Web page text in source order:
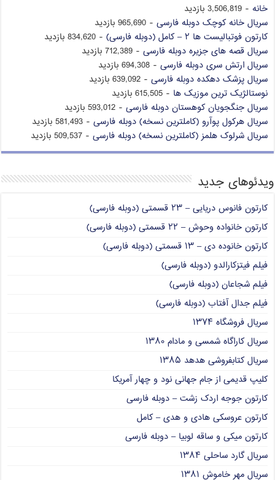
خانه - 3,506,819 بازدید
سریال خانه کوچک دوبله فارسی - 965,690 بازدید
کارتون فوتبالیست ها ۲ – کامل (دوبله فارسی)
- 834,620 بازدید
سریال قصه های جزیره دوبله فارسی - 712,389 بازدید
سریال ارتش سری دوبله فارسی - 694,308 بازدید
سریال پزشک دهکده دوبله فارسی - 639,092 بازدید
نوستالژیک ترین موزیک ها - 615,505 بازدید
سریال جنگجویان کوهستان دوبله فارسی - 593,012 بازدید
سریال هرکول پوآرو (کاملترین نسخه) دوبله فارسی - 581,493 بازدید
سریال شرلوک هلمز (کاملترین نسخه) دوبله فارسی - 509,537 بازدید
ویدئوهای جدید
کارتون فانوس دریایی – ۲۳ قسمتی (دوبله فارسی)
کارتون خانواده وحوش – ۲۲ قسمتی (دوبله فارسی)
کارتون خانوده دی – ۱۳ قسمتی (دوبله فارسی)
فیلم فیتزکارالدو (دوبله فارسی)
فیلم شجاعان (دوبله فارسی)
فیلم جدال آفتاب (دوبله فارسی)
سریال فروشگاه ۱۳۷۴
سریال کاراگاه شمسی و مادام ۱۳۸۰
سریال کتابفروشی هدهد ۱۳۸۵
کلیپ قدیمی از جام جهانی نود و چهار آمریکا
کارتون جوجه اردک زشت – دوبله فارسی
کارتون عروسکی هادی و هدی – کامل
کارتون میکی و ساقه لوبیا – دوبله فارسی
سریال گارد ساحلی ۱۳۸۴
سریال مهر خاموش ۱۳۸۱